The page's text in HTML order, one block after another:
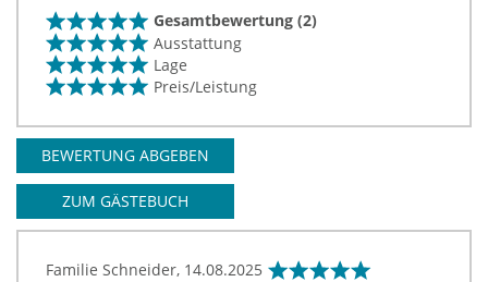
Gesamtbewertung (2)
Ausstattung
Lage
Preis/Leistung
BEWERTUNG ABGEBEN
ZUM GÄSTEBUCH
Familie Schneider, 14.08.2025